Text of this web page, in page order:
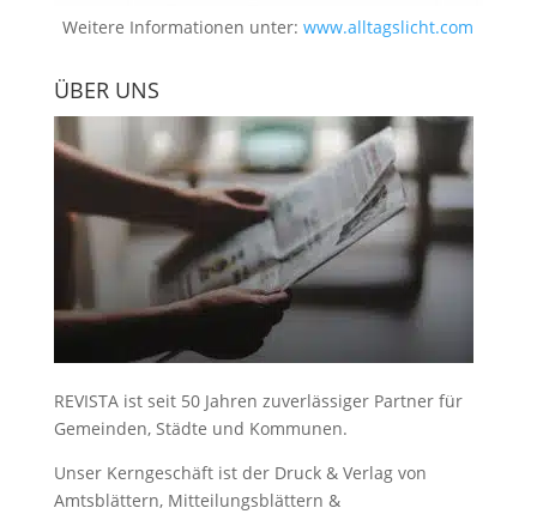
Weitere Informationen unter:www.alltagslicht.com
ÜBER UNS
REVISTA ist seit 50 Jahren zuverlässiger Partner für
Gemeinden, Städte und Kommunen.
Unser Kerngeschäft ist der Druck & Verlag von
Amtsblättern, Mitteilungsblättern &